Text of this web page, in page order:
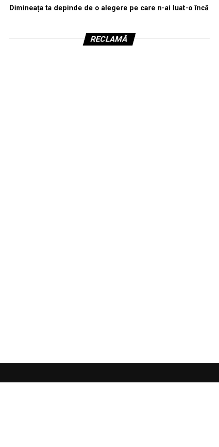
Dimineața ta depinde de o alegere pe care n-ai luat-o încă
RECLAMĂ